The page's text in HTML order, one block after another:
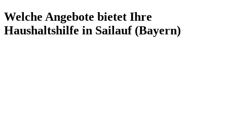
Welche Angebote bietet Ihre
Haushaltshilfe in Sailauf (Bayern)